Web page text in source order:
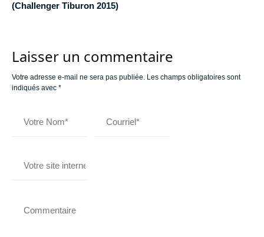
(Challenger Tiburon 2015)
Laisser un commentaire
Votre adresse e-mail ne sera pas publiée. Les champs obligatoires sont
indiqués avec *